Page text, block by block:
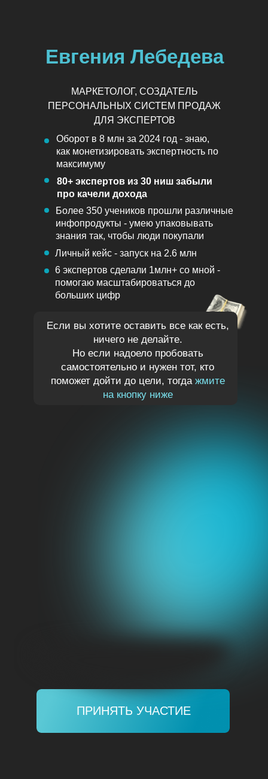
ПРИНЯТЬ УЧАСТИЕ
МАРКЕТОЛОГ, СОЗДАТЕЛЬ
ПЕРСОНАЛЬНЫХ СИСТЕМ ПРОДАЖ
ДЛЯ ЭКСПЕРТОВ
Евгения Лебедева
Оборот в 8 млн за 2024 год - знаю,
как монетизировать экспертность по
максимуму
80+ экспертов из 30 ниш забыли
про качели дохода
Более 350 учеников прошли различные
инфопродукты - умею упаковывать
знания так, чтобы люди покупали
Личный кейс - запуск на 2.6 млн
6 экспертов сделали 1млн+ со мной -
помогаю масштабироваться до
больших цифр
Если вы хотите оставить все как есть,
ничего не делайте.
Но если надоело пробовать
самостоятельно и нужен тот, кто
поможет дойти до цели, тогда жмите
на кнопку ниже